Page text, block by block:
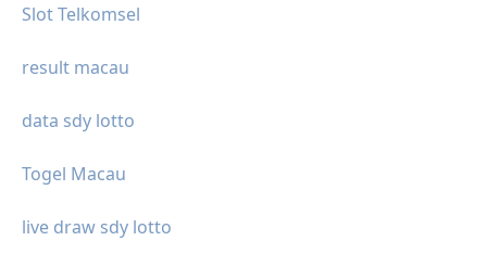
Slot Telkomsel
result macau
data sdy lotto
Togel Macau
live draw sdy lotto